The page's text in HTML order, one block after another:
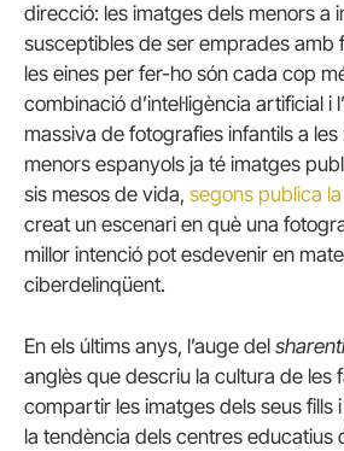
direcció: les imatges dels menors a
susceptibles de ser emprades amb
les eines per fer-ho són cada cop
combinació d’intel·ligència artificial i
massiva de fotografies infantils a les
menors espanyols ja té imatges
sis mesos de vida, segons publica
creat un escenari en què una
millor intenció pot esdevenir en
ciberdelinqüent.
En els últims anys, l’auge del
anglès que descriu la cultura de les
compartir les imatges dels seus fills
la tendència dels centres educatius